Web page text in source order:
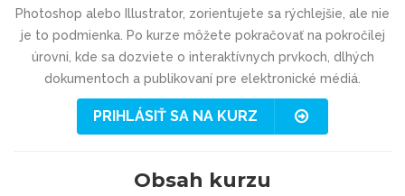
Photoshop alebo Illustrator, zorientujete sa rýchlejšie, ale nie
je to podmienka. Po kurze môžete pokračovať na pokročilej
úrovni, kde sa dozviete o interaktívnych prvkoch, dlhých
dokumentoch a publikovaní pre elektronické médiá.
PRIHLÁSIŤ SA NA KURZ
Obsah kurzu